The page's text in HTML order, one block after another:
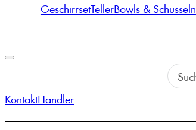
GeschirrsetTellerBowls & Schüsseln
KontaktHändler